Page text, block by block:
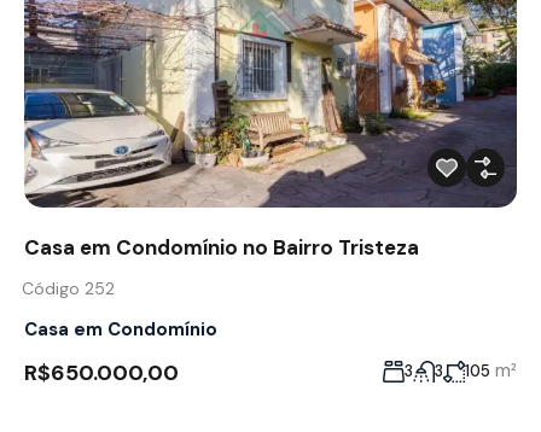
Casa em Condomínio no Bairro Tristeza
Código 252
Casa em Condomínio
R$650.000,00 3 3 105 m²